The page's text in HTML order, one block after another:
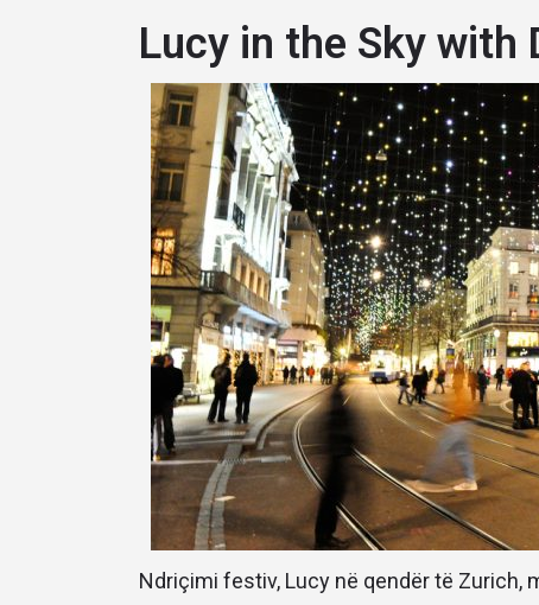
Lucy in the Sky with
Ndriçimi festiv, Lucy në qendër të Zurich,